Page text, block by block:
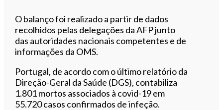
O balanço foi realizado a partir de dados
recolhidos pelas delegações da AFP junto
das autoridades nacionais competentes e de
informações da OMS.
Portugal, de acordo com o último relatório da
Direção-Geral da Saúde (DGS), contabiliza
1.801 mortos associados à covid-19 em
55.720 casos confirmados de infeção.